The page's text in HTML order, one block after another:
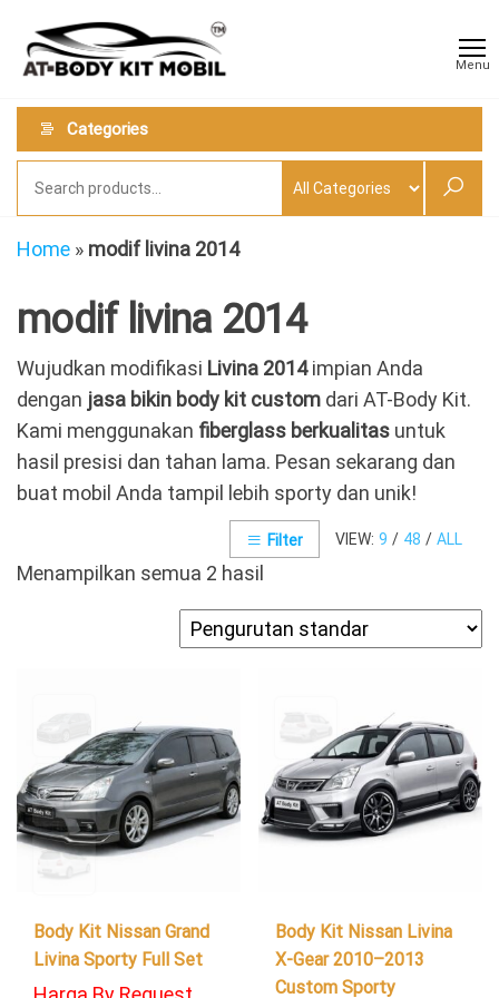
the
content
Kit
Mobil
Menu
Categories
Home » modif livina 2014
modif livina 2014
Wujudkan modifikasi Livina 2014impian Anda
dengan jasa bikin body kit custom dari AT-Body Kit.
Kami menggunakan fiberglass berkualitas untuk
hasil presisi dan tahan lama. Pesan sekarang dan
buat mobil Anda tampil lebih sporty dan unik!
VIEW: 9 / 48 / ALL
Filter
Menampilkan semua 2 hasil
Body Kit Nissan Grand
Livina Sporty Full Set
Body Kit Nissan Livina
X-Gear 2010–2013
Custom Sporty